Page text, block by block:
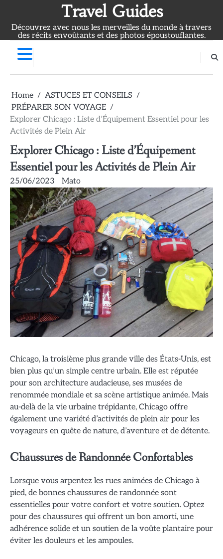
content
Travel Guides
Découvrez avec nous les merveilles du monde à travers
des récits envoûtants et des photos époustouflantes.
Home
ASTUCES ET CONSEILS
PRÉPARER SON VOYAGE
Explorer Chicago : Liste d’Équipement Essentiel pour les
Activités de Plein Air
Explorer Chicago : Liste d’Équipement
Essentiel pour les Activités de Plein Air
25/06/2023 Mato
Chicago, la troisième plus grande ville des États-Unis, est
bien plus qu’un simple centre urbain. Elle est réputée
pour son architecture audacieuse, ses musées de
renommée mondiale et sa scène artistique animée. Mais
au-delà de la vie urbaine trépidante, Chicago offre
également une variété d’activités de plein air pour les
voyageurs en quête de nature, d’aventure et de détente.
Chaussures de Randonnée Confortables
Lorsque vous arpentez les rues animées de Chicago à
pied, de bonnes chaussures de randonnée sont
essentielles pour votre confort et votre soutien. Optez
pour des chaussures qui offrent un bon amorti, une
adhérence solide et un soutien de la voûte plantaire pour
éviter les douleurs et les ampoules.